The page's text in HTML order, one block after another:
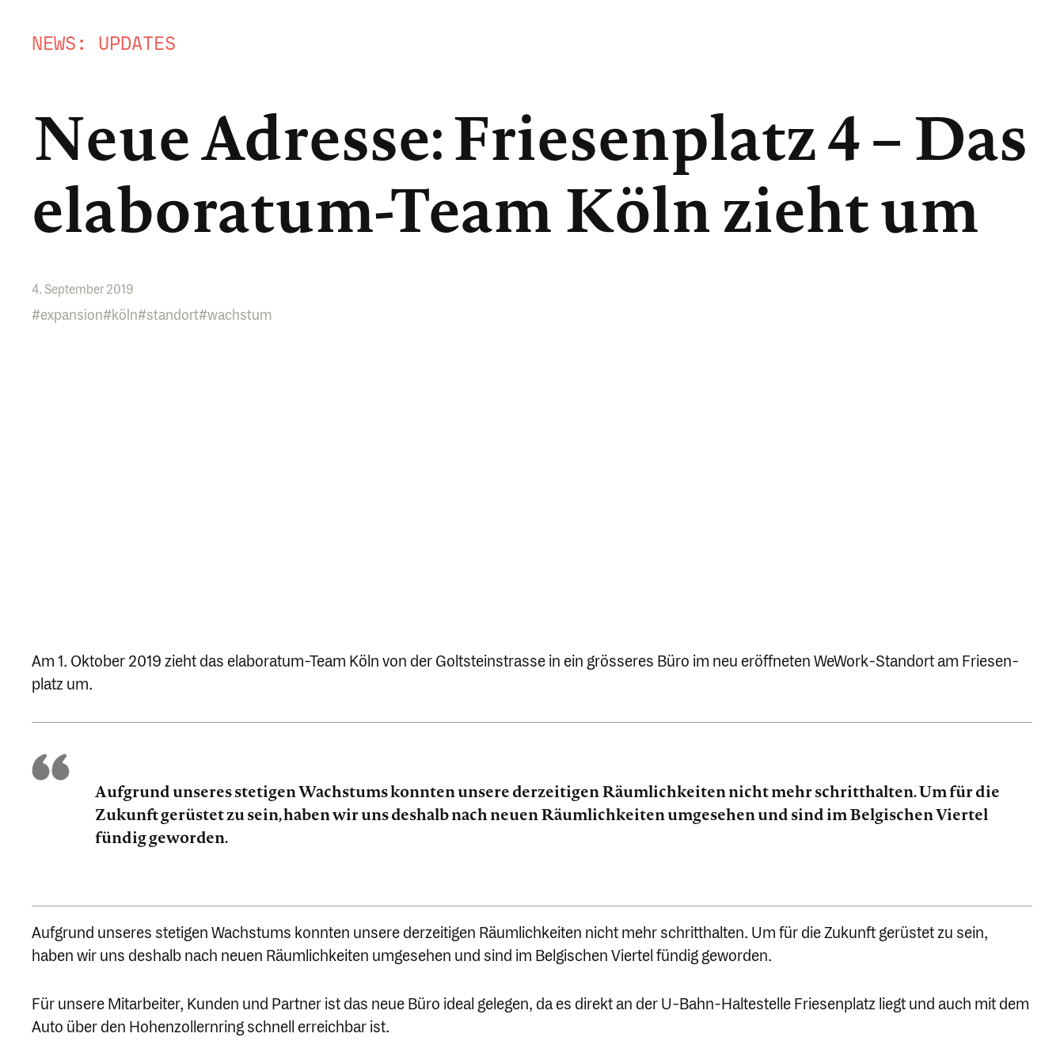
NEWS: UPDATES
Neue Adresse: Friesen­platz 4 – Das
elaboratum-Team Köln zieht um
4. September 2019
#expansion#köln#standort#wachstum
Am 1. Oktober 2019 zieht das elaboratum-Team Köln von der Goltstein­strasse in ein grösseres Büro im neu eröff­neten WeWork-Standort am Friesen­
platz um.
Aufgrund unseres stetigen Wachstums konnten unsere derzei­tigen Räumlich­keiten nicht mehr schritt­halten. Um für die
Zukunft gerüstet zu sein, haben wir uns deshalb nach neuen Räumlich­keiten umgesehen und sind im Belgi­schen Viertel
fündig geworden.
Aufgrund unseres stetigen Wachstums konnten unsere derzei­tigen Räumlich­keiten nicht mehr schritt­halten. Um für die Zukunft gerüstet zu sein,
haben wir uns deshalb nach neuen Räumlich­keiten umgesehen und sind im Belgi­schen Viertel fündig geworden.
Für unsere Mitar­beiter, Kunden und Partner ist das neue Büro ideal gelegen, da es direkt an der U‑Bahn-Halte­stelle Friesen­platz liegt und auch mit dem
Auto über den Hohen­zol­lernring schnell erreichbar ist.